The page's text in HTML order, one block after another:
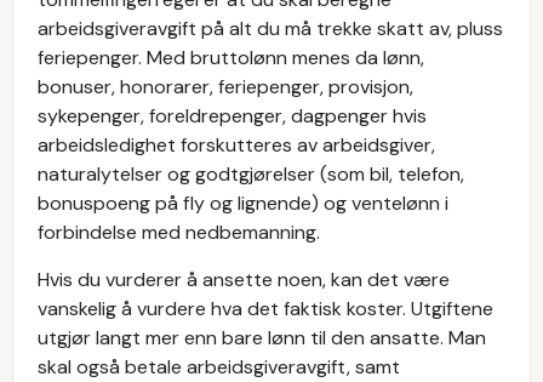
arbeidsgiveravgift på alt du må trekke skatt av, pluss
feriepenger. Med bruttolønn menes da lønn,
bonuser, honorarer, feriepenger, provisjon,
sykepenger, foreldrepenger, dagpenger hvis
arbeidsledighet forskutteres av arbeidsgiver,
naturalytelser og godtgjørelser (som bil, telefon,
bonuspoeng på fly og lignende) og ventelønn i
forbindelse med nedbemanning.
Hvis du vurderer å ansette noen, kan det være
vanskelig å vurdere hva det faktisk koster. Utgiftene
utgjør langt mer enn bare lønn til den ansatte. Man
skal også betale arbeidsgiveravgift, samt